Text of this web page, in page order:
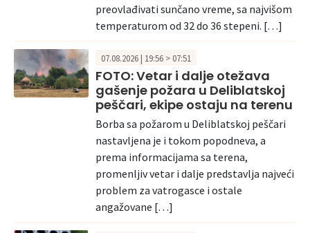
preovlađivati sunčano vreme, sa najvišom
temperaturom od 32 do 36 stepeni. […]
07.08.2026 | 19:56 > 07:51
FOTO: Vetar i dalje otežava
gašenje požara u Deliblatskoj
peščari, ekipe ostaju na terenu
Borba sa požarom u Deliblatskoj peščari
nastavljena je i tokom popodneva, a
prema informacijama sa terena,
promenljiv vetar i dalje predstavlja najveći
problem za vatrogasce i ostale
angažovane […]